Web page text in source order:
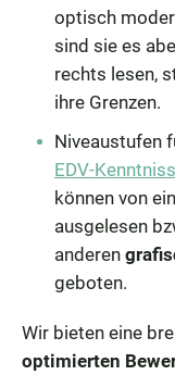
optisch
sind sie es
rechts lesen,
ihre Grenzen.
Niveaustufen
EDV-
können von
ausgelesen
anderen
geboten.
Wir bieten eine
optimierten